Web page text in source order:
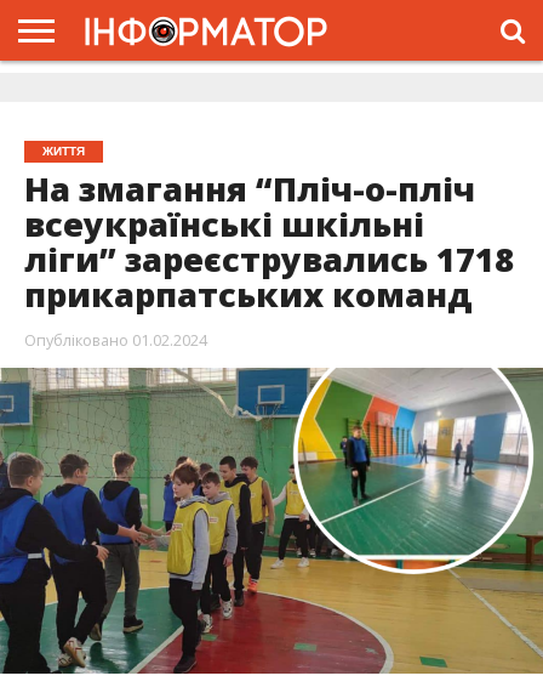
ЖИТТЯ
На змагання “Пліч-о-пліч
всеукраїнські шкільні
ліги” зареєструвались 1718
прикарпатських команд
Опубліковано 01.02.2024